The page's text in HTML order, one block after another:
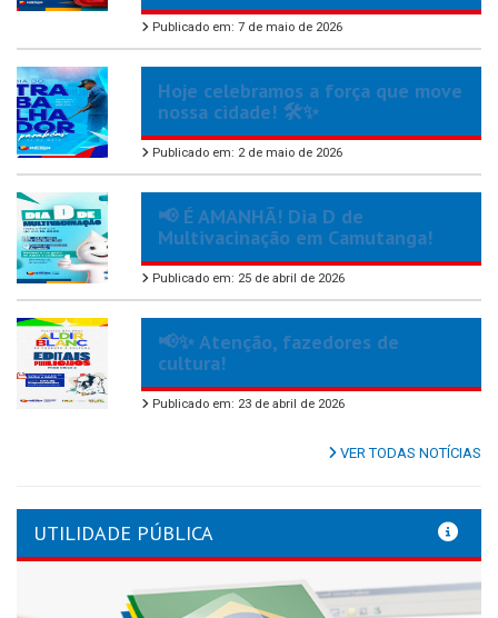
Publicado em: 7 de maio de 2026
Hoje celebramos a força que move
nossa cidade! 🛠️✨
Publicado em: 2 de maio de 2026
📢 É AMANHÃ! Dia D de
Multivacinação em Camutanga!
Publicado em: 25 de abril de 2026
📢✨ Atenção, fazedores de
cultura!
Publicado em: 23 de abril de 2026
VER TODAS NOTÍCIAS
UTILIDADE PÚBLICA